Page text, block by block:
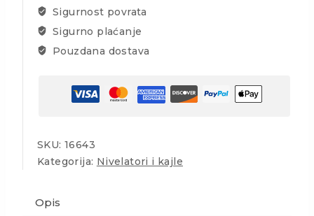
11-
20mm
količina
Sigurnost povrata
Sigurno plaćanje
Pouzdana dostava
SKU: 16643
Kategorija: Nivelatori i kajle
Opis